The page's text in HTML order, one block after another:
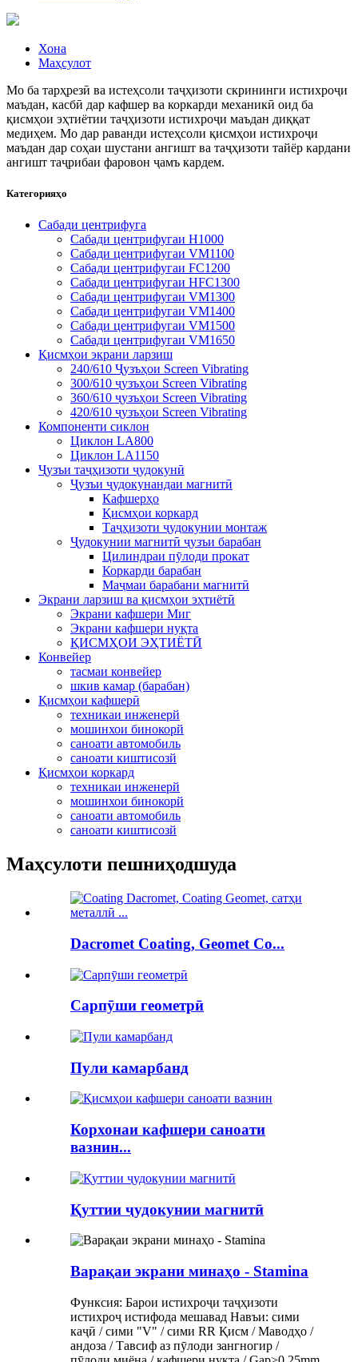
Хона
Маҳсулот
Мо ба тарҳрезӣ ва истеҳсоли таҷҳизоти скрининги истихроҷи
маъдан, касбӣ дар кафшер ва коркарди механикӣ оид ба
қисмҳои эҳтиётии таҷҳизоти истихроҷи маъдан диққат
медиҳем. Мо дар раванди истеҳсоли қисмҳои истихроҷи
маъдан дар соҳаи шустани ангишт ва таҷҳизоти тайёр кардани
ангишт таҷрибаи фаровон ҷамъ кардем.
Категорияҳо
Сабади центрифуга
Сабади центрифугаи H1000
Сабади центрифугаи VM1100
Сабади центрифугаи FC1200
Сабади центрифугаи HFC1300
Сабади центрифугаи VM1300
Сабади центрифугаи VM1400
Сабади центрифугаи VM1500
Сабади центрифугаи VM1650
Қисмҳои экрани ларзиш
240/610 Ҷузъҳои Screen Vibrating
300/610 ҷузъҳои Screen Vibrating
360/610 ҷузъҳои Screen Vibrating
420/610 ҷузъҳои Screen Vibrating
Компоненти сиклон
Циклон LA800
Циклон LA1150
Ҷузъи таҷҳизоти ҷудокунӣ
Ҷузъи ҷудокунандаи магнитӣ
Кафшерҳо
Қисмҳои коркард
Таҷҳизоти ҷудокунии монтаж
Ҷудокунии магнитӣ ҷузъи барабан
Цилиндраи пӯлоди прокат
Коркарди барабан
Маҷмаи барабани магнитӣ
Экрани ларзиш ва қисмҳои эҳтиётӣ
Экрани кафшери Миг
Экрани кафшери нуқта
ҚИСМҲОИ ЭҲТИЁТӢ
Конвейер
тасмаи конвейер
шкив камар (барабан)
Қисмҳои кафшерӣ
техникаи инженерй
мошинхои бинокорй
саноати автомобиль
саноати киштисозй
Қисмҳои коркард
техникаи инженерй
мошинхои бинокорй
саноати автомобиль
саноати киштисозй
Маҳсулоти пешниҳодшуда
Dacromet Coating, Geomet Co...
Сарпӯши геометрӣ
Пули камарбанд
Корхонаи кафшери саноати
вазнин...
Қуттии ҷудокунии магнитӣ
Варақаи экрани минаҳо - Stamina
Функсия: Барои истихроҷи таҷҳизоти
истихроҷ истифода мешавад Навъи: сими
каҷӣ / сими "V" / сими RR Қисм / Маводҳо /
андоза / Тавсиф аз пӯлоди зангногир /